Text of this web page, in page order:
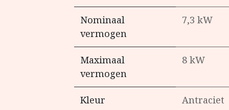
Nominaal
vermogen
7,3 kW
Maximaal
vermogen
8 kW
Kleur Antraciet